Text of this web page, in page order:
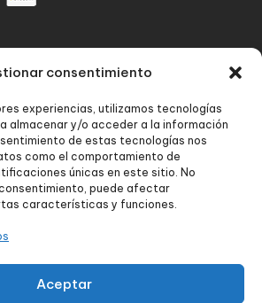
consentimiento
experiencias, utilizamos tecnologías
almacenar y/o acceder a la información
de estas tecnologías nos
como el comportamiento de
únicas en este sitio. No
puede afectar
características y funciones.
Aceptar
Política de privacidad
Política de cookies